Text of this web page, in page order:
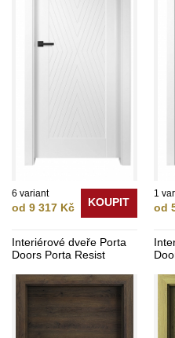
6 variant
od 9 317 Kč KOUPIT
1
od
Interiérové dveře Porta
Doors Porta Resist